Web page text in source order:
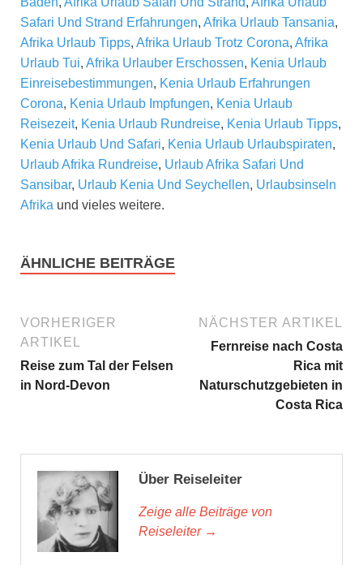
Safari Und Strand Erfahrungen, Afrika Urlaub Tansania,
Afrika Urlaub Tipps, Afrika Urlaub Trotz Corona, Afrika
Urlaub Tui, Afrika Urlauber Erschossen, Kenia Urlaub
Einreisebestimmungen, Kenia Urlaub Erfahrungen
Corona, Kenia Urlaub Impfungen, Kenia Urlaub
Reisezeit, Kenia Urlaub Rundreise, Kenia Urlaub Tipps,
Kenia Urlaub Und Safari, Kenia Urlaub Urlaubspiraten,
Urlaub Afrika Rundreise, Urlaub Afrika Safari Und
Sansibar, Urlaub Kenia Und Seychellen, Urlaubsinseln
Afrika und vieles weitere.
ÄHNLICHE BEITRÄGE
VORHERIGER
ARTIKEL
Reise zum Tal der Felsen
in Nord-Devon
NÄCHSTER ARTIKEL
Fernreise nach Costa
Rica mit
Naturschutzgebieten in
Costa Rica
Über Reiseleiter
Zeige alle Beiträge von
Reiseleiter →